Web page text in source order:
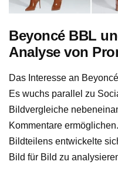
Beyoncé BBL
Analyse von
Das Interesse an
Es wuchs parallel zu
Bildvergleiche
Kommentare
Bildteilens entwickelte
Bild für Bild zu